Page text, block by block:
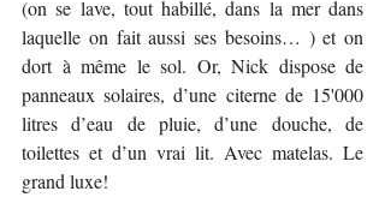
(on se lave, tout habillé, dans la mer dans
laquelle on fait aussi ses besoins… ) et on
dort à même le sol. Or, Nick dispose de
panneaux solaires, d’une citerne de 15'000
litres d’eau de pluie, d’une douche, de
toilettes et d’un vrai lit. Avec matelas. Le
grand luxe!